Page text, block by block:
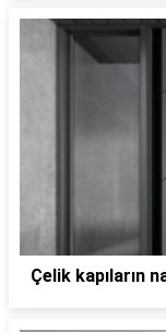
Çelik kapıların